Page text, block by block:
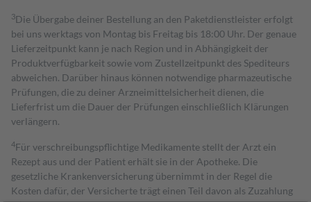
3Die Übergabe deiner Bestellung an den Paketdienstleister erfolgt
bei uns werktags von Montag bis Freitag bis 18:00 Uhr. Der genaue
Lieferzeitpunkt kann je nach Region und in Abhängigkeit der
Produktverfügbarkeit sowie vom Zustellzeitpunkt des Spediteurs
abweichen. Darüber hinaus können notwendige pharmazeutische
Prüfungen, die zu deiner Arzneimittelsicherheit dienen, die
Lieferfrist um die Dauer der Prüfungen einschließlich Klärungen
verlängern.
4Für verschreibungspflichtige Medikamente stellt der Arzt ein
Rezept aus und der Patient erhält sie in der Apotheke. Die
gesetzliche Krankenversicherung übernimmt in der Regel die
Kosten dafür, der Versicherte trägt einen Teil davon als Zuzahlung